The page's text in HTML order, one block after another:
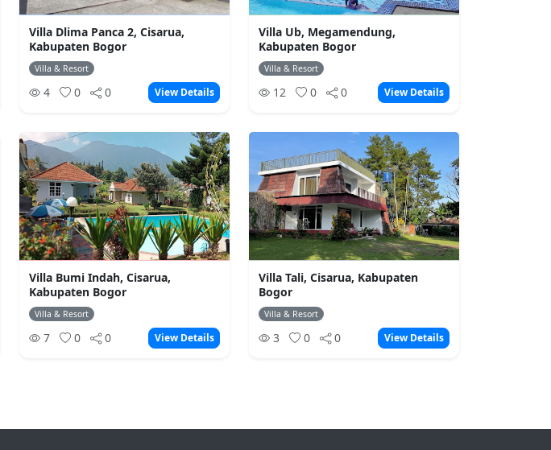
Villa Dlima Panca 2, Cisarua,
Kabupaten Bogor
Villa & Resort
4 0 0 View Details
Villa Ub, Megamendung,
Kabupaten Bogor
Villa & Resort
12 0 0 View Details
Villa Bumi Indah, Cisarua,
Kabupaten Bogor
Villa & Resort
7 0 0 View Details
Villa Tali, Cisarua, Kabupaten
Bogor
Villa & Resort
3 0 0 View Details